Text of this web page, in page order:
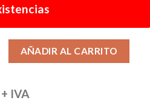
AÑADIR AL CARRITO
+ IVA